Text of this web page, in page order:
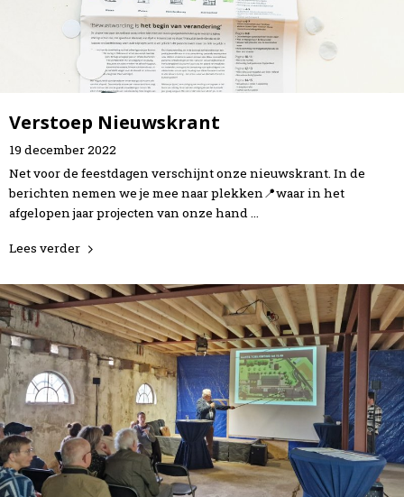
Verstoep Nieuwskrant
19 december2022
Net voor de feestdagen verschijnt onze nieuwskrant. In de
berichten nemen we je mee naar plekken📍waar in het
afgelopen jaar projecten van onze hand …
Lees verder